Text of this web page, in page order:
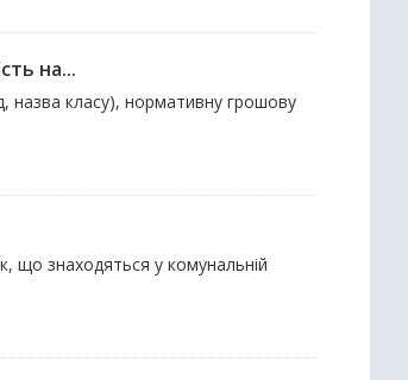
на...
назва класу), нормативну грошову
що знаходяться у комунальній